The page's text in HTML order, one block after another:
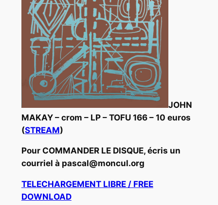
JOHN
MAKAY – crom – LP – TOFU 166 – 10 euros
(STREAM)
Pour COMMANDER LE DISQUE, écris un
courriel à pascal@moncul.org
TELECHARGEMENT LIBRE / FREE
DOWNLOAD